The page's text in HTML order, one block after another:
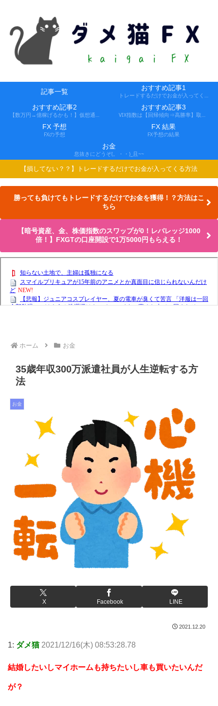
記事一覧 おすすめ記事1
おすすめ記事2 おすすめ記事3
FX 予想
FXの予想
FX 結果
FX予想の結果
お金
息抜きにどうぞ(。・・)_且~~
【損してない？？】トレードするだけでお金が入ってくる方法
勝っても負けてもトレードするだけでお金を獲得！？方法はこ
ちら
【暗号資産、金、株価指数のスワップが0！レバレッジ1000
倍！】FXGTの口座開設で1万5000円もらえる！
ホーム お金
35歳年収300万派遣社員が人生逆転する方
法
お金
X Facebook LINE
2021.12.20
1: ダメ猫 2021/12/16(木) 08:53:28.78
結婚したいしマイホームも持ちたいし車も買いたいんだ
が？